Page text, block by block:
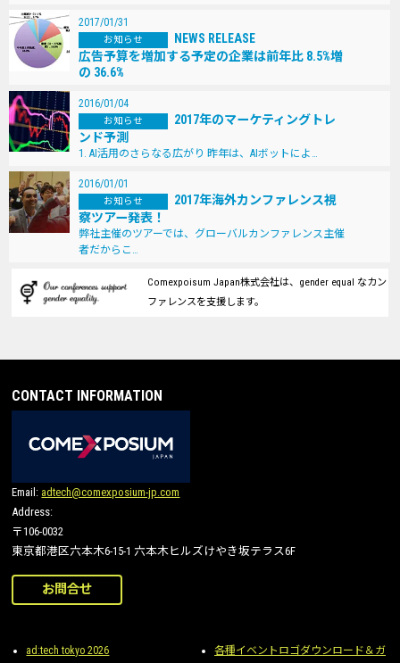
2017/01/31
お知らせ
NEWS RELEASE
広告予算を増加する予定の企業は前年比 8.5%増
の 36.6%
2016/01/04
お知らせ
2017年のマーケティングトレ
ンド予測
1. AI活用のさらなる広がり 昨年は、AIボットによ…
2016/01/01
お知らせ
2017年海外カンファレンス視
察ツアー発表！
弊社主催のツアーでは、グローバルカンファレンス主催
者だからこ…
Comexpoisum Japan株式会社は、gender equal なカン
ファレンスを支援します。
CONTACT INFORMATION
Email: adtech@comexposium-jp.com
Address:
〒106-0032
東京都港区六本木6-15-1 六本木ヒルズけやき坂テラス6F
お問合せ
ad:tech tokyo 2026 各種イベントロゴダウンロード＆ガ